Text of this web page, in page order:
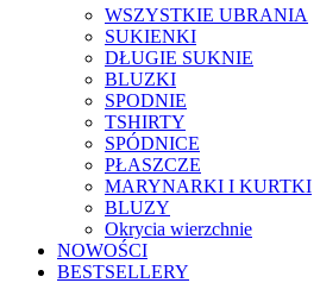
WSZYSTKIE UBRANIA
SUKIENKI
DŁUGIE SUKNIE
BLUZKI
SPODNIE
TSHIRTY
SPÓDNICE
PŁASZCZE
MARYNARKI I KURTKI
BLUZY
Okrycia wierzchnie
NOWOŚCI
BESTSELLERY